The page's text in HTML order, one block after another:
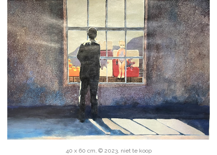
40 x 60 cm, © 2023, niet te koop